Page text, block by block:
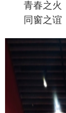
青春之火
同窗之谊